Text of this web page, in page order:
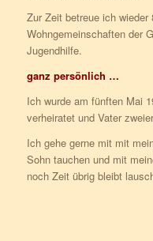
Zur Zeit betreue ich
Wohngemeinschaften der
Jugendhilfe.
ganz persönlich …
Ich wurde am fünften Mai
verheiratet und Vater
Ich gehe gerne mit mit
Sohn tauchen und mit
noch Zeit übrig bleibt